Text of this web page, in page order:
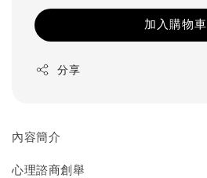
加入購物車
分享
內容簡介
心理諮商創舉